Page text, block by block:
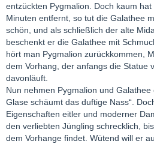
entzückten Pygmalion. Doch kaum
Minuten entfernt, so tut die Galathee
schön, und als schließlich der alte
beschenkt er die Galathee mit
hört man Pygmalion zurückkommen,
dem Vorhang, der anfangs die Statue
davonläuft.
Nun nehmen Pygmalion und Galathee
Glase schäumt das duftige Nass“.
Eigenschaften eitler und moderner
den verliebten Jüngling schrecklich,
dem Vorhange findet. Wütend will er